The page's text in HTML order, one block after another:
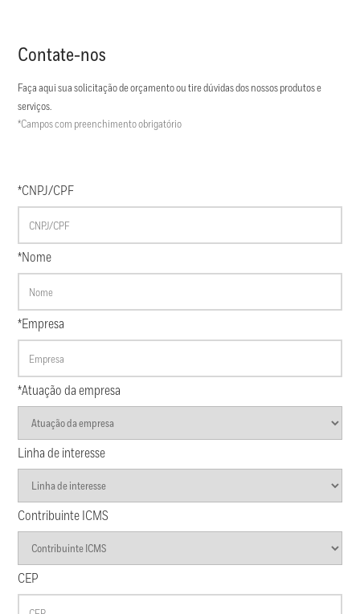
Contate-nos
Faça aqui sua solicitação de orçamento ou tire dúvidas dos nossos produtos e
serviços.
*Campos com preenchimento obrigatório
*CNPJ/CPF
*Nome
*Empresa
*Atuação da empresa
Linha de interesse
Contribuinte ICMS
CEP